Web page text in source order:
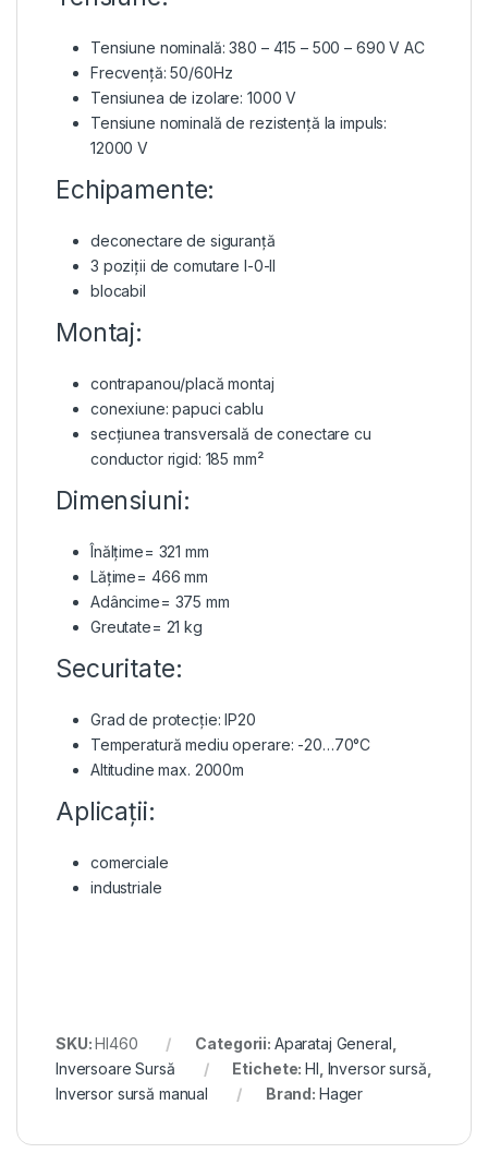
Tensiune nominală: 380 – 415 – 500 – 690 V AC
Frecvență: 50/60Hz
Tensiunea de izolare: 1000 V
Tensiune nominală de rezistență la impuls:
12000 V
Echipamente:
deconectare de siguranță
3 poziții de comutare I-0-II
blocabil
Montaj:
contrapanou/placă montaj
conexiune: papuci cablu
secțiunea transversală de conectare cu
conductor rigid: 185 mm²
Dimensiuni:
Înălțime= 321 mm
Lățime= 466 mm
Adâncime= 375 mm
Greutate= 21 kg
Securitate:
Grad de protecție: IP20
Temperatură mediu operare: -20…70°C
Altitudine max. 2000m
Aplicații:
comerciale
industriale
SKU:HI460 Categorii: Aparataj General
Inversoare Sursă
Etichete:HI Inversor sursă
Inversor sursă manual
Brand: Hager